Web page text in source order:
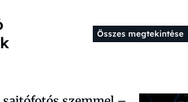
Összes megtekintése